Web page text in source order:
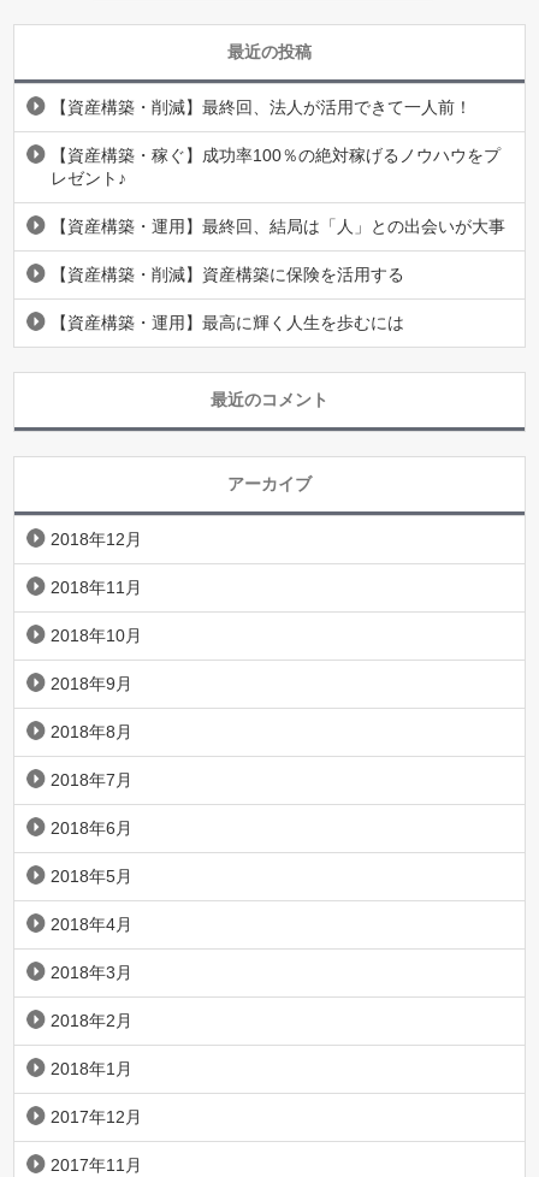
最近の投稿
【資産構築・削減】最終回、法人が活用できて一人前！
【資産構築・稼ぐ】成功率100％の絶対稼げるノウハウをプ
レゼント♪
【資産構築・運用】最終回、結局は「人」との出会いが大事
【資産構築・削減】資産構築に保険を活用する
【資産構築・運用】最高に輝く人生を歩むには
最近のコメント
アーカイブ
2018年12月
2018年11月
2018年10月
2018年9月
2018年8月
2018年7月
2018年6月
2018年5月
2018年4月
2018年3月
2018年2月
2018年1月
2017年12月
2017年11月